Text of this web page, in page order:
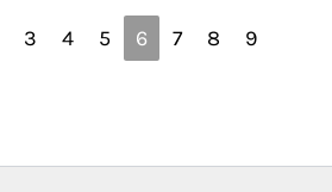
3 4 5 6 7 8
9